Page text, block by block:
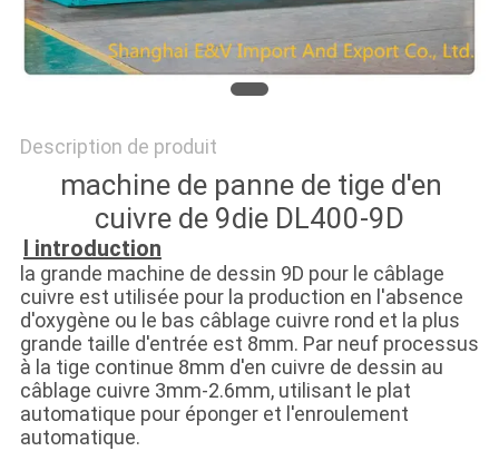
PLAN
DU
PRIVACY
POLICY
Description de produit
machine de panne de tige d'en
cuivre de 9die DL400-9D
I introduction
la grande machine de dessin 9D pour le câblage
cuivre est utilisée pour la production en l'absence
d'oxygène ou le bas câblage cuivre rond et la plus
grande taille d'entrée est 8mm. Par neuf processus
à la tige continue 8mm d'en cuivre de dessin au
câblage cuivre 3mm-2.6mm, utilisant le plat
automatique pour éponger et l'enroulement
automatique.